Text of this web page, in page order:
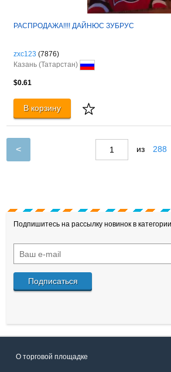
РАСПРОДАЖА!!!! ДАЙНЮС ЗУБРУС
zxc123 (7876)
Казань (Татарстан)
$0.61
В корзину
< из 288
Подпишитесь на рассылку новинок в
Подписаться
О торговой площадке